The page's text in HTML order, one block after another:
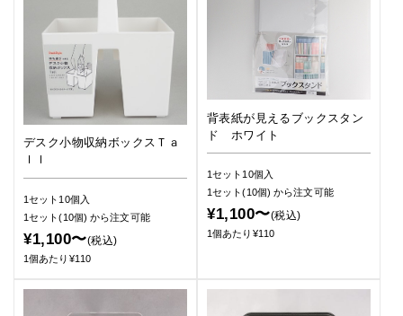
デスク小物収納ボックスＴａ
ｌｌ
1セット10個入
1セット(10個)から注文可能
¥1,100〜(税込)
1個あたり¥110
背表紙が見えるブックスタン
ド ホワイト
1セット10個入
1セット(10個)から注文可能
¥1,100〜(税込)
1個あたり¥110